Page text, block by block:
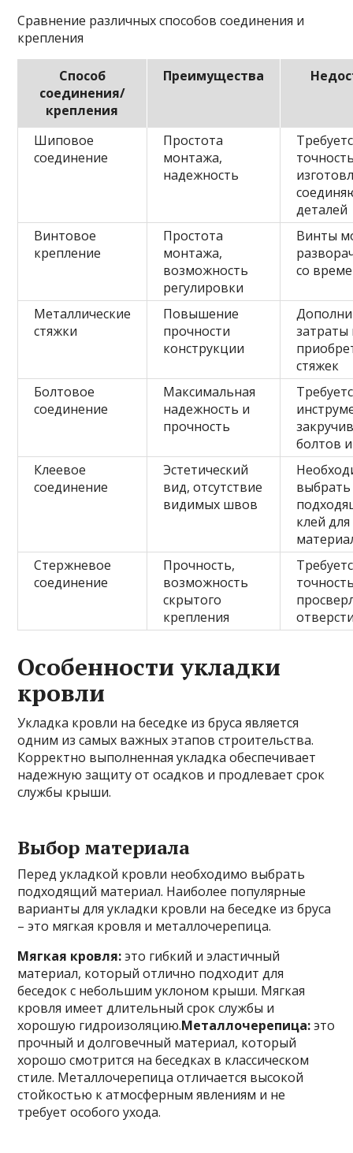
Сравнение различных способов соединения и
крепления
Способ
соединения/
крепления
Преимущества
Шиповое
соединение
Простота
монтажа,
надежность
деталей
Винтовое
крепление
Простота
монтажа,
возможность
регулировки
Винты
со
Металлические
стяжки
Повышение
прочности
конструкции
затраты
стяжек
Болтовое
соединение
Максимальная
надежность и
прочность
болтов
Клеевое
соединение
Эстетический
вид, отсутствие
видимых швов
выбрать
клей
Стержневое
соединение
Прочность,
возможность
скрытого
крепления
Особенности укладки
кровли
Укладка кровли на беседке из бруса является
одним из самых важных этапов строительства.
Корректно выполненная укладка обеспечивает
надежную защиту от осадков и продлевает срок
службы крыши.
Выбор материала
Перед укладкой кровли необходимо выбрать
подходящий материал. Наиболее популярные
варианты для укладки кровли на беседке из бруса
– это мягкая кровля и металлочерепица.
Мягкая кровля:это гибкий и эластичный
материал, который отлично подходит для
беседок с небольшим уклоном крыши. Мягкая
кровля имеет длительный срок службы и
хорошую гидроизоляцию.Металлочерепица:это
прочный и долговечный материал, который
хорошо смотрится на беседках в классическом
стиле. Металлочерепица отличается высокой
стойкостью к атмосферным явлениям и не
требует особого ухода.